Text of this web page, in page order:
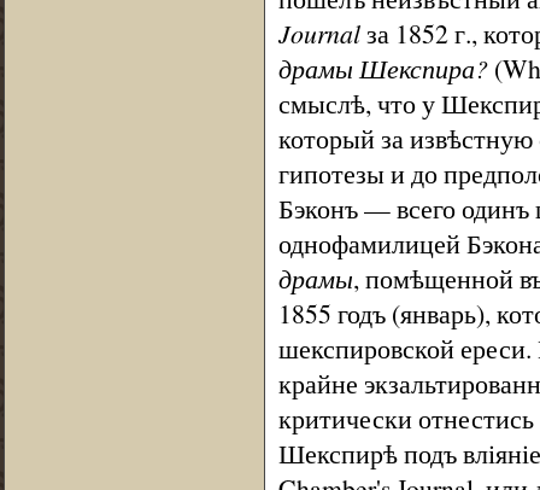
Journalза 1852 г.,
драмы Шекспира?
смыслѣ, что у
который за
гипотезы и до
Бэконъ — всего
однофамилицей
драмы, помѣщенной
1855 годъ (январь),
шекспировской
крайне
критически
Шекспирѣ подъ